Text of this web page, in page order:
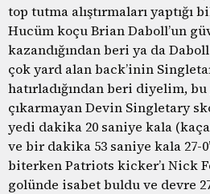
top tutma alıştırmaları yaptığı
Hucüm koçu Brian Daboll’un
kazandığından beri ya da
çok yard alan back’inin
hatırladığından beri diyelim,
çıkarmayan Devin Singletary
yedi dakika 20 saniye kala
ve bir dakika 53 saniye kala 27-
biterken Patriots kicker’ı Nick
golünde isabet buldu ve devre